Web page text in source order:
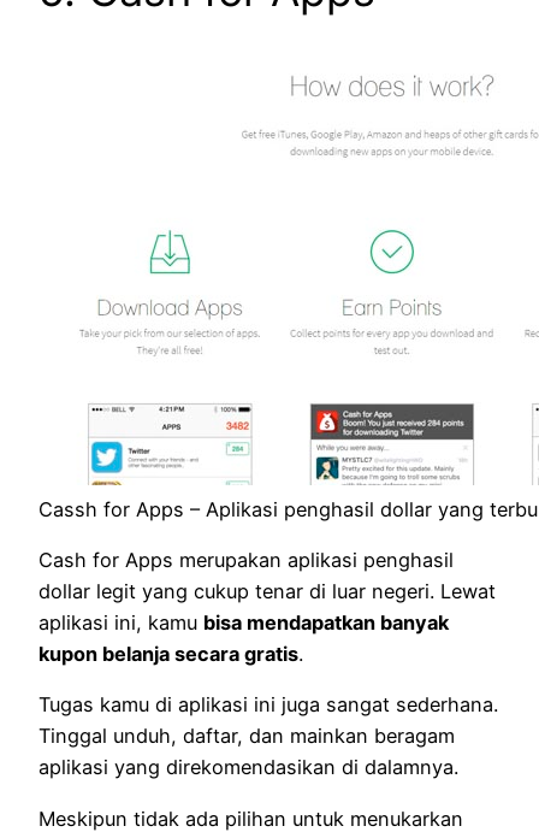
Cassh for Apps – Aplikasi penghasil dollar yang
Cash for Apps merupakan aplikasi penghasil
dollar legit yang cukup tenar di luar negeri. Lewat
aplikasi ini, kamu bisa mendapatkan banyak
kupon belanja secara gratis.
Tugas kamu di aplikasi ini juga sangat sederhana.
Tinggal unduh, daftar, dan mainkan beragam
aplikasi yang direkomendasikan di dalamnya.
Meskipun tidak ada pilihan untuk menukarkan